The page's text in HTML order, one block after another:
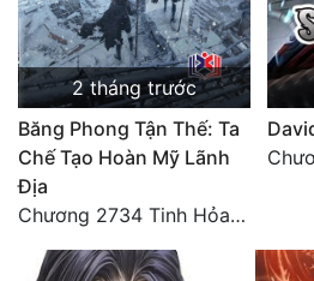
2 tháng trước
Băng Phong Tận Thế: Ta
Chế Tạo Hoàn Mỹ Lãnh
Địa
Chương 2734 Tinh Hỏa (Đại kết cục) (2)